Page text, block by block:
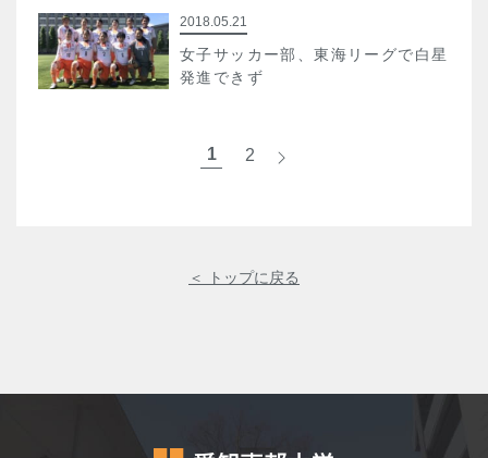
2018.05.21
女子サッカー部、東海リーグで白星
発進できず
1 2
＜ トップに戻る